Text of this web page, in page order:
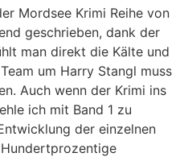
Mordsee Krimi Reihe von
geschrieben, dank der
man direkt die Kälte und
um Harry Stangl muss
Auch wenn der Krimi ins
ich mit Band 1 zu
der einzelnen